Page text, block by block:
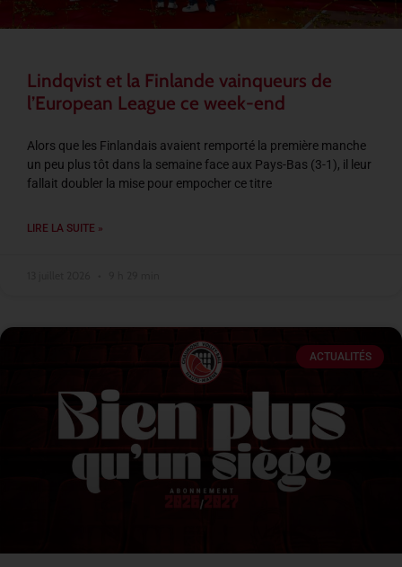
Lindqvist et la Finlande vainqueurs de
l’European League ce week-end
Alors que les Finlandais avaient remporté la première manche
un peu plus tôt dans la semaine face aux Pays-Bas (3-1), il leur
fallait doubler la mise pour empocher ce titre
LIRE LA SUITE »
ACTUALITÉS